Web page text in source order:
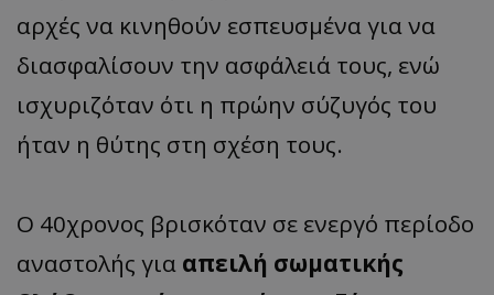
αρχές να κινηθούν εσπευσμένα για να
διασφαλίσουν την ασφάλειά τους, ενώ
ισχυριζόταν ότι η πρώην σύζυγός του
ήταν η θύτης στη σχέση τους.
Ο 40χρονος βρισκόταν σε ενεργό περίοδο
αναστολής για απειλή σωματικής